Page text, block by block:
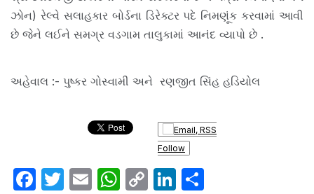
ઝોન) રેલ્વે સલાહકાર બોર્ડના ડિરેક્ટર પદે નિમણૂંક કરવામાં આવી
છે જેને લઈને સમગ્ર વડગામ તાલુકામાં આનંદ વ્યાપો છે .
અહેવાલ :- પુષ્કર ગોસ્વામી અને રણજીત સિંહ હડિયોલ
Follow
F
T
E
W C
Li